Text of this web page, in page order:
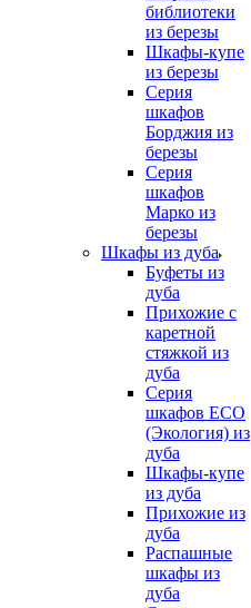
библиотеки
из березы
Шкафы-купе
из березы
Серия
шкафов
Борджия из
березы
Серия
шкафов
Марко из
березы
Шкафы из дуба
Буфеты из
дуба
Прихожие с
каретной
стяжкой из
дуба
Серия
шкафов ECO
(Экология) из
дуба
Шкафы-купе
из дуба
Прихожие из
дуба
Распашные
шкафы из
дуба